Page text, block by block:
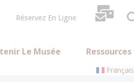
Réservez En Ligne
Le Musée Ressources
Français